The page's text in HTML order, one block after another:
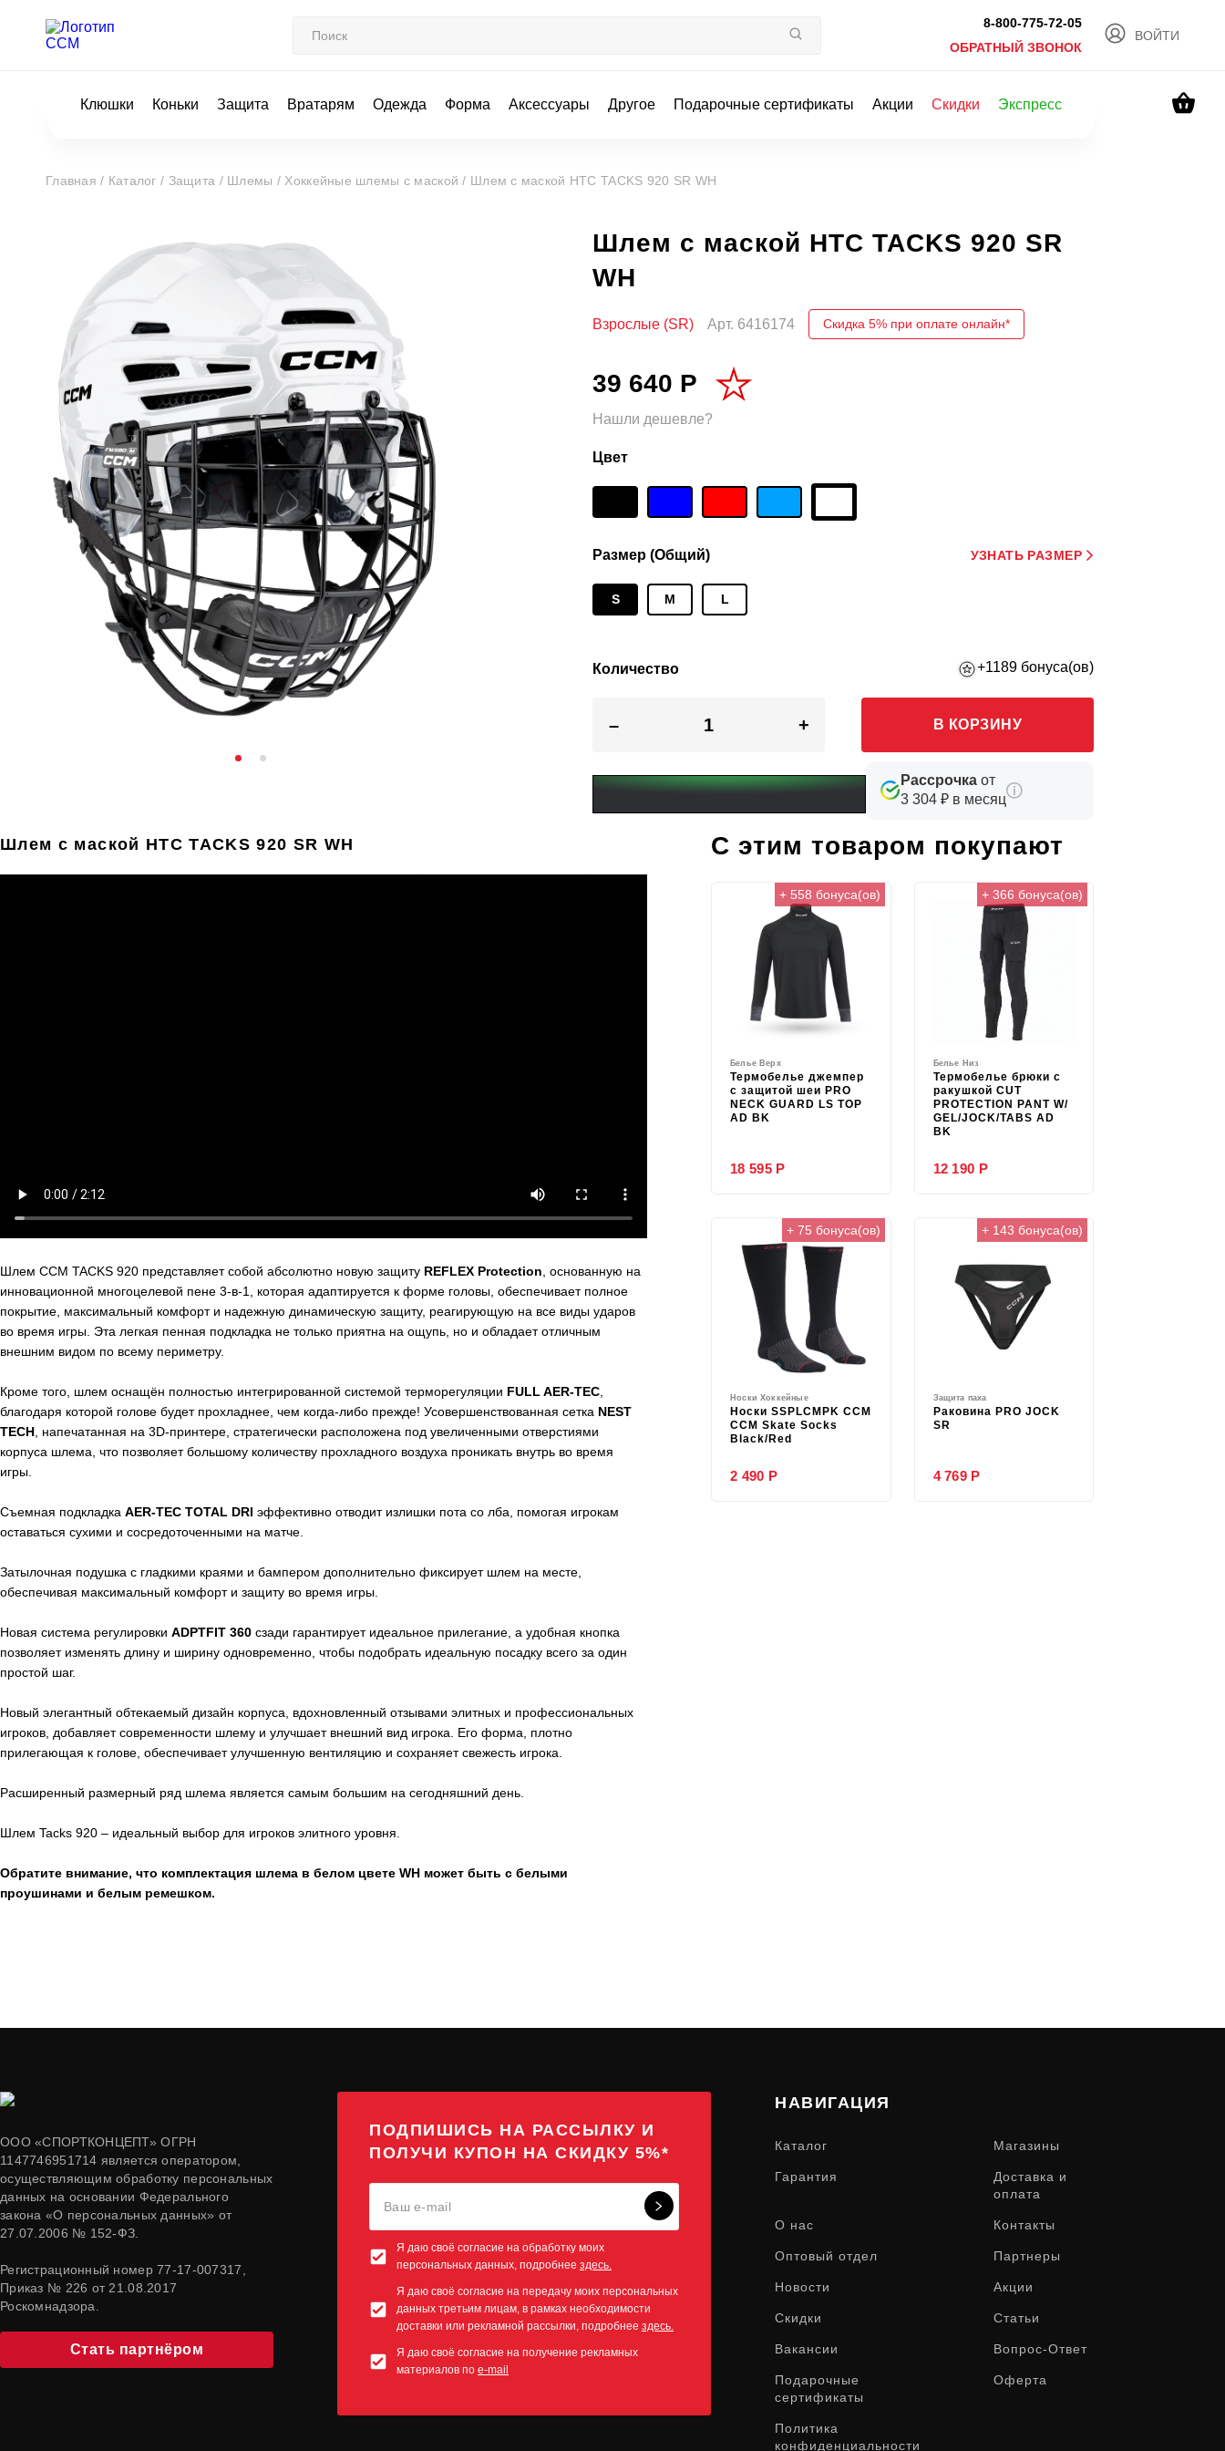
8-800-775-72-05
ОБРАТНЫЙ ЗВОНОК
ВОЙТИ
Клюшки Коньки Защита Вратарям Одежда Форма Аксессуары Другое Подарочные сертификаты Акции Скидки Экспресс
Главная / Каталог / Защита / Шлемы / Хоккейные шлемы с маской / Шлем с маской HTC TACKS 920 SR WH
Шлем с маской HTC TACKS 920 SR
WH
Взрослые (SR) Арт. 6416174 Скидка 5% при оплате онлайн*
39 640 Р
Нашли дешевле?
Цвет
Размер (Общий) УЗНАТЬ РАЗМЕР
S M L
Количество +1189 бонуса(ов)
– + В КОРЗИНУ
Рассрочка от
3 304 ₽ в месяц
Шлем с маской HTC TACKS 920 SR WH
Шлем CCM TACKS 920 представляет собой абсолютно новую защиту REFLEX Protection, основанную на
инновационной многоцелевой пене 3-в-1, которая адаптируется к форме головы, обеспечивает полное
покрытие, максимальный комфорт и надежную динамическую защиту, реагирующую на все виды ударов
во время игры. Эта легкая пенная подкладка не только приятна на ощупь, но и обладает отличным
внешним видом по всему периметру.
Кроме того, шлем оснащён полностью интегрированной системой терморегуляции FULL AER-TEC,
благодаря которой голове будет прохладнее, чем когда-либо прежде! Усовершенствованная сетка NEST
TECH, напечатанная на 3D-принтере, стратегически расположена под увеличенными отверстиями
корпуса шлема, что позволяет большому количеству прохладного воздуха проникать внутрь во время
игры.
Съемная подкладка AER-TEC TOTAL DRI эффективно отводит излишки пота со лба, помогая игрокам
оставаться сухими и сосредоточенными на матче.
Затылочная подушка с гладкими краями и бампером дополнительно фиксирует шлем на месте,
обеспечивая максимальный комфорт и защиту во время игры.
Новая система регулировки ADPTFIT 360 сзади гарантирует идеальное прилегание, а удобная кнопка
позволяет изменять длину и ширину одновременно, чтобы подобрать идеальную посадку всего за один
простой шаг.
Новый элегантный обтекаемый дизайн корпуса, вдохновленный отзывами элитных и профессиональных
игроков, добавляет современности шлему и улучшает внешний вид игрока. Его форма, плотно
прилегающая к голове, обеспечивает улучшенную вентиляцию и сохраняет свежесть игрока.
Расширенный размерный ряд шлема является самым большим на сегодняшний день.
Шлем Tacks 920 – идеальный выбор для игроков элитного уровня.
Обратите внимание, что комплектация шлема в белом цвете WH может быть с белыми
проушинами и белым ремешком.
С этим товаром покупают
+ 558 бонуса(ов)
Белье Верх
Термобелье джемпер
с защитой шеи PRO
NECK GUARD LS TOP
AD BK
18 595 Р
+ 366 бонуса(ов)
Белье Низ
Термобелье брюки с
ракушкой CUT
PROTECTION PANT W/
GEL/JOCK/TABS AD
BK
12 190 Р
+ 75 бонуса(ов)
Носки Хоккейные
Носки SSPLCMPK CCM
CCM Skate Socks
Black/Red
2 490 Р
+ 143 бонуса(ов)
Защита паха
Раковина PRO JOCK
SR
4 769 Р
ООО «СПОРТКОНЦЕПТ» ОГРН
1147746951714 является оператором,
осуществляющим обработку персональных
данных на основании Федерального
закона «О персональных данных» от
27.07.2006 № 152-ФЗ.
Регистрационный номер 77-17-007317,
Приказ № 226 от 21.08.2017
Роскомнадзора.
Стать партнёром
ПОДПИШИСЬ НА РАССЫЛКУ И
ПОЛУЧИ КУПОН НА СКИДКУ 5%*
Я даю своё согласие на обработку моих
персональных данных, подробнее здесь.
Я даю своё согласие на передачу моих персональных
данных третьим лицам, в рамках необходимости
доставки или рекламной рассылки, подробнее здесь.
Я даю своё согласие на получение рекламных
материалов по e-mail
НАВИГАЦИЯ
Каталог Магазины
Гарантия
Доставка и
оплата
О нас Контакты
Оптовый отдел Партнеры
Новости Акции
Скидки Статьи
Вакансии Вопрос-Ответ
Подарочные
сертификаты
Оферта
Политика
конфиденциальности